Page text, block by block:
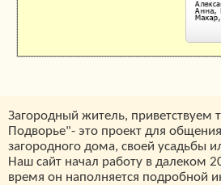
Загородный житель, приветствуем
Подворье"- это проект для
загородного дома, своей усадьбы
Наш сайт начал работу в далеком
время он наполняется подробной